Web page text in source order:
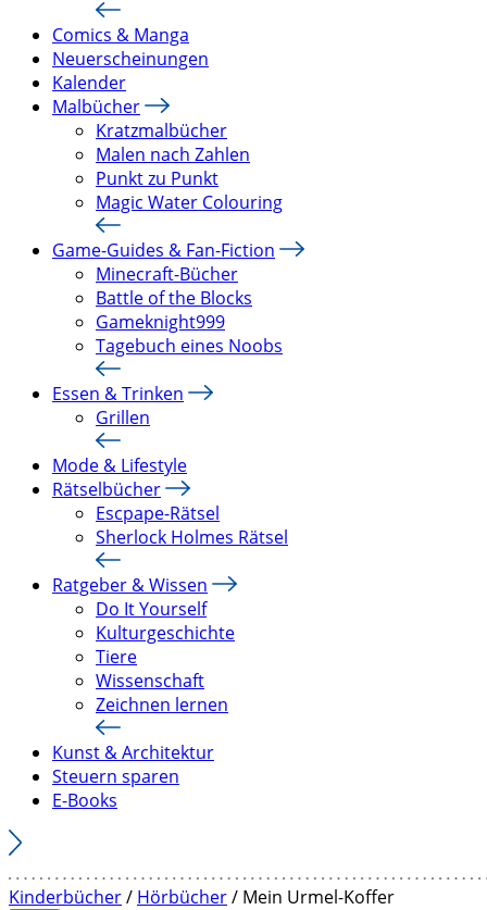
Comics & Manga
Neuerscheinungen
Kalender
Malbücher
Kratzmalbücher
Malen nach Zahlen
Punkt zu Punkt
Magic Water Colouring
Game-Guides & Fan-Fiction
Minecraft-Bücher
Battle of the Blocks
Gameknight999
Tagebuch eines Noobs
Essen & Trinken
Grillen
Mode & Lifestyle
Rätselbücher
Escpape-Rätsel
Sherlock Holmes Rätsel
Ratgeber & Wissen
Do It Yourself
Kulturgeschichte
Tiere
Wissenschaft
Zeichnen lernen
Kunst & Architektur
Steuern sparen
E-Books
Kinderbücher/ Hörbücher/ Mein Urmel-Koffer